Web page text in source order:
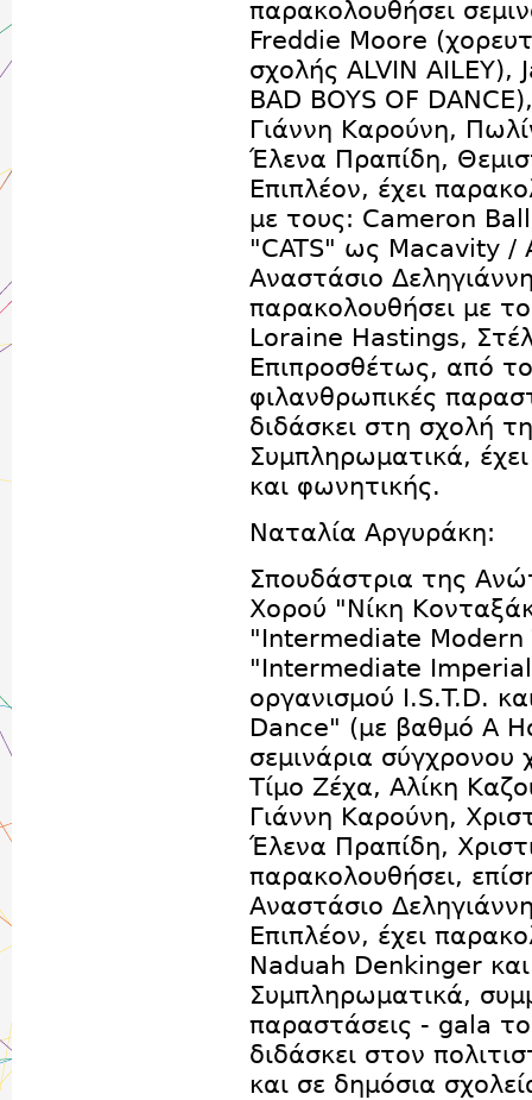
παρακολουθήσει
Freddie Moore
σχολής ALVIN
BAD BOYS OF
Γιάννη Καρούνη,
Έλενα Πραπίδη,
Επιπλέον, έχει
με τους: Cameron
"CATS" ως Macavity /
Αναστάσιο
παρακολουθήσει με
Loraine Hastings,
Επιπροσθέτως, από
φιλανθρωπικές
διδάσκει στη σχολή
Συμπληρωματικά,
και φωνητικής.
Ναταλία Αργυράκη:
Σπουδάστρια της
Χορού "Νίκη
"Intermediate
"Intermediate
οργανισμού I.S.T.D.
Dance" (με βαθμό A
σεμινάρια
Τίμο Ζέχα, Αλίκη
Γιάννη Καρούνη,
Έλενα Πραπίδη,
παρακολουθήσει,
Αναστάσιο
Επιπλέον, έχει
Naduah Denkinger
Συμπληρωματικά,
παραστάσεις - gala
διδάσκει στον
και σε δημόσια